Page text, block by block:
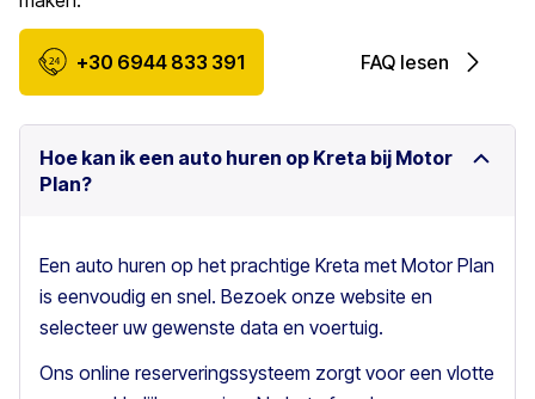
+30 6944 833 391 FAQ lesen
Hoe kan ik een auto huren op Kreta bij Motor
Plan?
Een auto huren op het prachtige Kreta met Motor Plan
is eenvoudig en snel. Bezoek onze website en
selecteer uw gewenste data en voertuig.
Ons online reserveringssysteem zorgt voor een vlotte